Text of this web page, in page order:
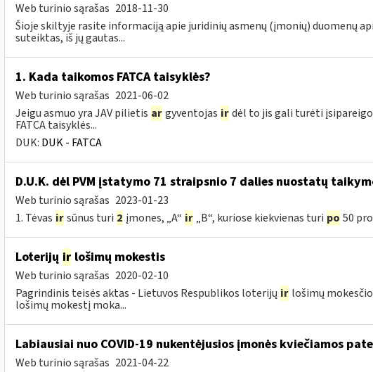
Web turinio sąrašas 2018-11-30
Šioje skiltyje rasite informaciją apie juridinių asmenų (įmonių) duomenų
suteiktas, iš jų gautas...
1. Kada taikomos FATCA taisyklės?
Web turinio sąrašas 2021-06-02
Jeigu asmuo yra JAV pilietis ar gyventojas ir dėl to jis gali turėti
FATCA taisyklės...
DUK: DUK - FATCA
D.U.K. dėl PVM įstatymo 71 straipsnio 7 dalies nuostatų
Web turinio sąrašas 2023-01-23
1. Tėvas ir sūnus turi 2 įmones, „A“ ir „B“, kuriose kiekvienas turi po 50
Loterijų irlošimų mokestis
Web turinio sąrašas 2020-02-10
Pagrindinis teisės aktas - Lietuvos Respublikos loterijų ir lošimų
lošimų mokestį moka...
Labiausiai nuo COVID-19 nukentėjusios įmonės kviečiamos
Web turinio sąrašas 2021-04-22